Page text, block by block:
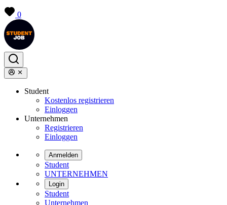
0
Student
Kostenlos registrieren
Einloggen
Unternehmen
Registrieren
Einloggen
Anmelden
Student
UNTERNEHMEN
Login
Student
Unternehmen